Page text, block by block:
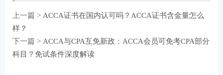
上一篇 > ACCA证书在国内认可吗？ACCA证书含金量怎么
样？
下一篇 > ACCA与CPA互免新政：ACCA会员可免考CPA部分
科目？免试条件深度解读